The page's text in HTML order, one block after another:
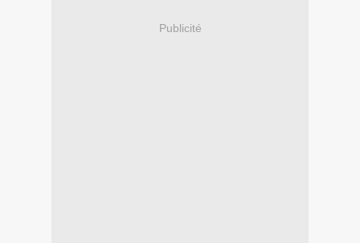
Publicité